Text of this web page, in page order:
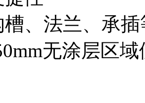
槽、法兰、承
无涂层区